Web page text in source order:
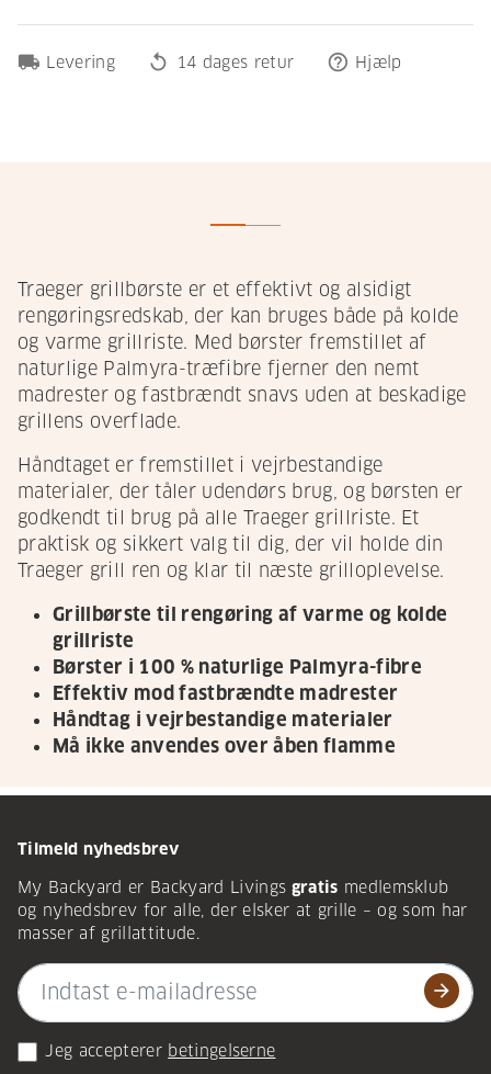
local_shipping Levering replay 14 dages retur help_outline Hjælp
Traeger grillbørste er et effektivt og alsidigt
rengøringsredskab, der kan bruges både på kolde
og varme grillriste. Med børster fremstillet af
naturlige Palmyra-træfibre fjerner den nemt
madrester og fastbrændt snavs uden at beskadige
grillens overflade.
Håndtaget er fremstillet i vejrbestandige
materialer, der tåler udendørs brug, og børsten er
godkendt til brug på alle Traeger grillriste. Et
praktisk og sikkert valg til dig, der vil holde din
Traeger grill ren og klar til næste grilloplevelse.
Grillbørste til rengøring af varme og kolde
grillriste
Børster i 100 % naturlige Palmyra-fibre
Effektiv mod fastbrændte madrester
Håndtag i vejrbestandige materialer
Må ikke anvendes over åben flamme
Tilmeld nyhedsbrev
My Backyard er Backyard Livings gratis medlemsklub
og nyhedsbrev for alle, der elsker at grille – og som har
masser af grillattitude.
arrow_forward
Jeg accepterer betingelserne